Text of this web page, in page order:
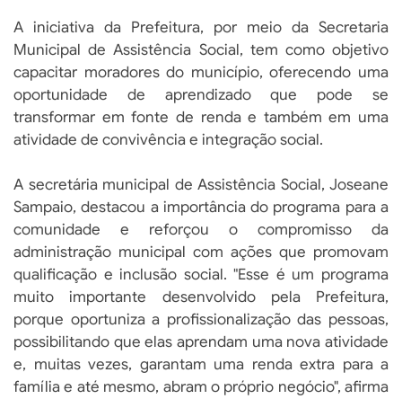
A iniciativa da Prefeitura, por meio da Secretaria
Municipal de Assistência Social, tem como objetivo
capacitar moradores do município, oferecendo uma
oportunidade de aprendizado que pode se
transformar em fonte de renda e também em uma
atividade de convivência e integração social.
A secretária municipal de Assistência Social, Joseane
Sampaio, destacou a importância do programa para a
comunidade e reforçou o compromisso da
administração municipal com ações que promovam
qualificação e inclusão social. "Esse é um programa
muito importante desenvolvido pela Prefeitura,
porque oportuniza a profissionalização das pessoas,
possibilitando que elas aprendam uma nova atividade
e, muitas vezes, garantam uma renda extra para a
família e até mesmo, abram o próprio negócio", afirma